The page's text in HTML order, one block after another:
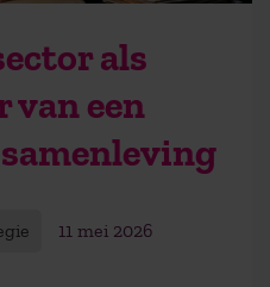
als
van een
11 mei 2026